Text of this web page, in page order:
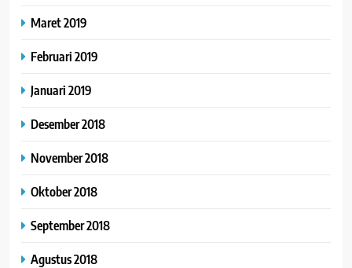
Maret 2019
Februari 2019
Januari 2019
Desember 2018
November 2018
Oktober 2018
September 2018
Agustus 2018